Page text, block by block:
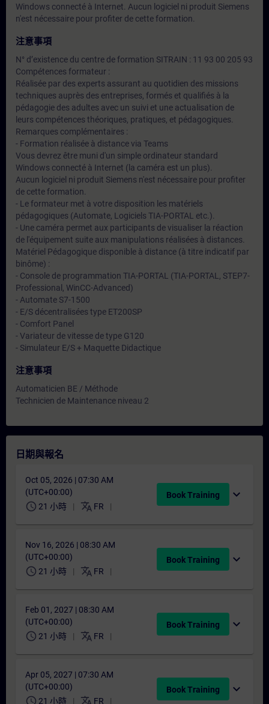
Windows connecté à Internet. Aucun logiciel ni produit Siemens
n'est nécessaire pour profiter de cette formation.
注意事項
N° d’existence du centre de formation SITRAIN : 11 93 00 205 93
Compétences formateur :
Réalisée par des experts assurant au quotidien des missions
techniques auprès des entreprises, formés et qualifiés à la
pédagogie des adultes avec un suivi et une actualisation de
leurs compétences théoriques, pratiques, et pédagogiques.
Remarques complémentaires :
- Formation réalisée à distance via Teams
Vous devrez être muni d'un simple ordinateur standard
Windows connecté à Internet (la caméra est un plus).
Aucun logiciel ni produit Siemens n'est nécessaire pour profiter
de cette formation.
- Le formateur met à votre disposition les matériels
pédagogiques (Automate, Logiciels TIA-PORTAL etc.).
- Une caméra permet aux participants de visualiser la réaction
de l'équipement suite aux manipulations réalisées à distances.
Matériel Pédagogique disponible à distance (à titre indicatif par
binôme) :
- Console de programmation TIA-PORTAL (TIA-PORTAL, STEP7-
Professional, WinCC-Advanced)
- Automate S7-1500
- E/S décentralisées type ET200SP
- Comfort Panel
- Variateur de vitesse de type G120
- Simulateur E/S + Maquette Didactique
注意事項
Automaticien BE / Méthode
Technicien de Maintenance niveau 2
日期與報名
Oct 05, 2026 | 07:30 AM
(UTC+00:00)
schedule 21 小時 translate FR
Book Training expand_more
Nov 16, 2026 | 08:30 AM
(UTC+00:00)
schedule 21 小時 translate FR
Book Training expand_more
Feb 01, 2027 | 08:30 AM
(UTC+00:00)
schedule 21 小時 translate FR
Book Training expand_more
Apr 05, 2027 | 07:30 AM
(UTC+00:00)
schedule 21 小時 translate FR
Book Training expand_more